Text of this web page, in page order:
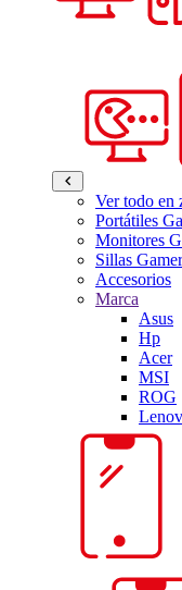
Ver todo en
Portátiles
Monitores
Sillas Gamer
Accesorios
Marca
Asus
Hp
Acer
MSI
ROG